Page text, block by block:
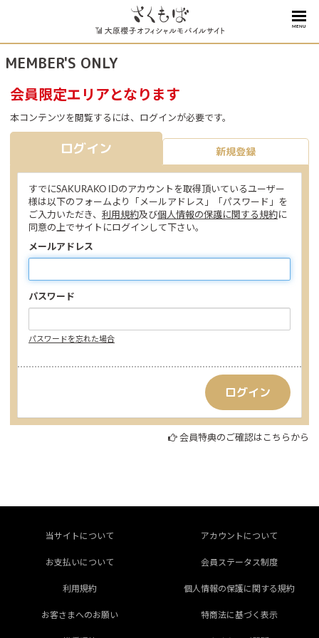
MENU
MEMBER'S ONLY
会員限定エリアとなります
本コンテンツを閲覧するには、ログインが必要です。
ログイン 新規登録
すでにSAKURAKO IDのアカウントを取得頂いているユーザー
様は以下のフォームより「メールアドレス」「パスワード」を
ご入力いただき、 利用規約及び個人情報の保護に関する規約に
同意の上でサイトにログインして下さい。
メールアドレス
パスワード
パスワードを忘れた場合
会員特典のご確認はこちらから
当サイトについて アカウントについて
お支払いについて 会員ステータス制度
利用規約 個人情報の保護に関する規約
お客さまへのお願い 特商法に基づく表示